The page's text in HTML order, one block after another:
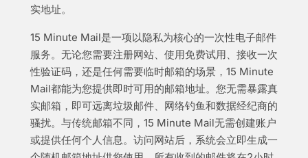
实地址。
15 Minute Mail是一项以隐私为核心的一次性电子邮件
服务。无论您需要注册网站、使用免费试用、接收一次
性验证码，还是任何需要临时邮箱的场景，15 Minute
Mail都能为您提供即时可用的邮箱地址。您无需暴露真
实邮箱，即可远离垃圾邮件、网络钓鱼和数据经纪商的
骚扰。与传统邮箱不同，15 Minute Mail无需创建账户
或提供任何个人信息。访问网站后，系统会立即生成一